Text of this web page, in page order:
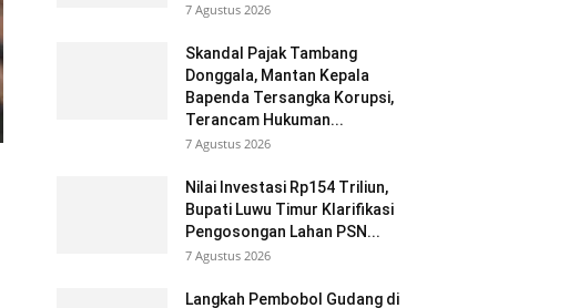
7 Agustus 2026
Skandal Pajak Tambang
Donggala, Mantan Kepala
Bapenda Tersangka Korupsi,
Terancam Hukuman...
7 Agustus 2026
Nilai Investasi Rp154 Triliun,
Bupati Luwu Timur Klarifikasi
Pengosongan Lahan PSN...
7 Agustus 2026
Langkah Pembobol Gudang di